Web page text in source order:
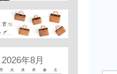
2026年8月
月 火 水 木 金 土